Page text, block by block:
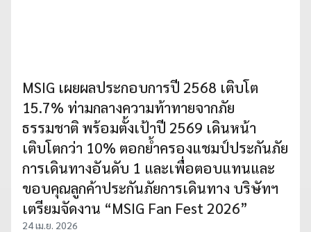
MSIG เผยผลประกอบการปี 2568 เติบโต
15.7% ท่ามกลางความท้าทายจากภัย
ธรรมชาติ พร้อมตั้งเป้าปี 2569 เดินหน้า
เติบโตกว่า 10% ตอกย้ำครองแชมป์ประกันภัย
การเดินทางอันดับ 1 และเพื่อตอบแทนและ
ขอบคุณลูกค้าประกันภัยการเดินทาง บริษัทฯ
เตรียมจัดงาน “MSIG Fan Fest 2026”
24 เม.ย. 2026